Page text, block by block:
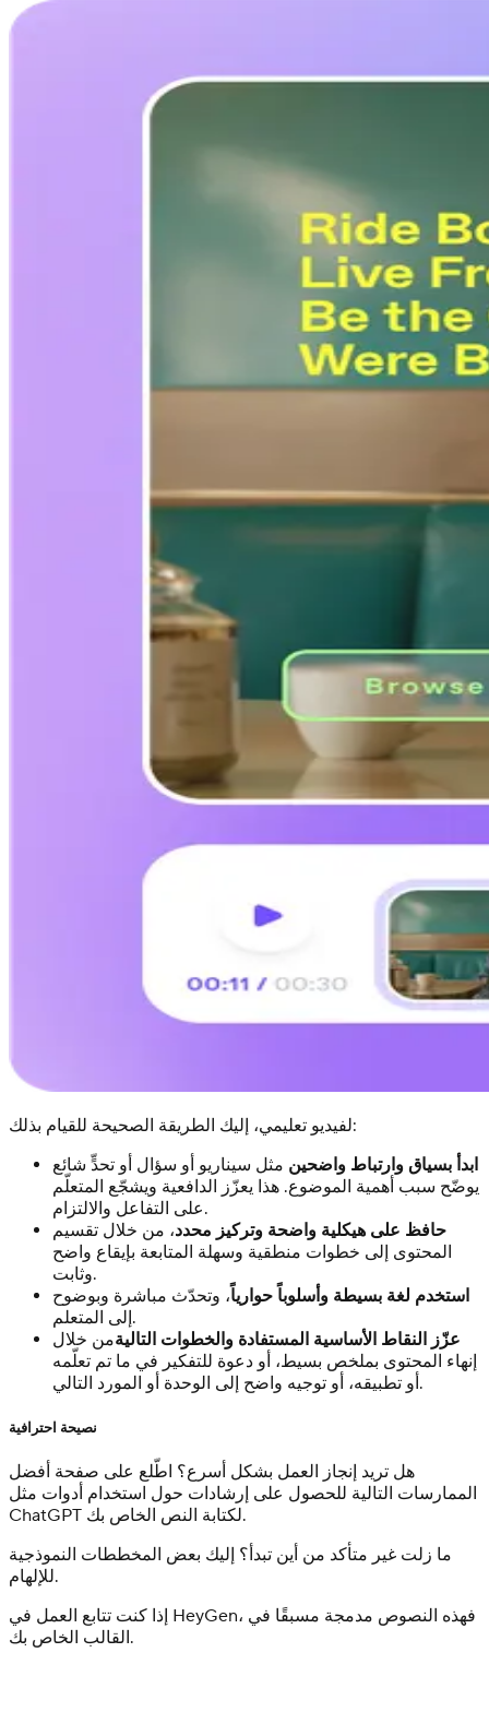
لفيديو تعليمي، إليك الطريقة الصحيحة للقيام بذلك:
ابدأ بسياق وارتباط واضحين مثل سيناريو أو سؤال أو تحدٍّ شائع
يوضّح سبب أهمية الموضوع. هذا يعزّز الدافعية ويشجّع المتعلّم
على التفاعل والالتزام.
حافظ على هيكلية واضحة وتركيز محدد، من خلال تقسيم
المحتوى إلى خطوات منطقية وسهلة المتابعة بإيقاع واضح
وثابت.
استخدم لغة بسيطة وأسلوباً حوارياً، وتحدّث مباشرة وبوضوح
إلى المتعلم.
عزّز النقاط الأساسية المستفادة والخطوات التاليةمن خلال
إنهاء المحتوى بملخص بسيط، أو دعوة للتفكير في ما تم تعلّمه
أو تطبيقه، أو توجيه واضح إلى الوحدة أو المورد التالي.
نصيحة احترافية
هل تريد إنجاز العمل بشكل أسرع؟ اطّلع على صفحة أفضل
الممارسات التالية للحصول على إرشادات حول استخدام أدوات مثل
ChatGPT لكتابة النص الخاص بك.
ما زلت غير متأكد من أين تبدأ؟ إليك بعض المخططات النموذجية
للإلهام.
إذا كنت تتابع العمل في HeyGen، فهذه النصوص مدمجة مسبقًا في
القالب الخاص بك.